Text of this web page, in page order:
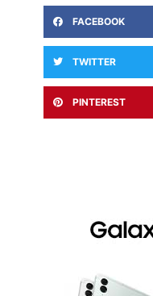
FACEBOOK
TWITTER
PINTEREST